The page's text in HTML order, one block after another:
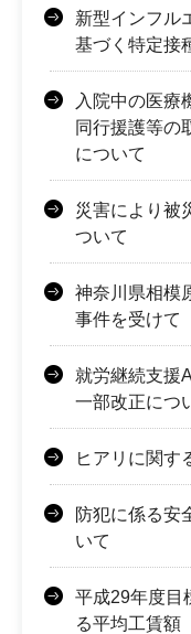
新型インフル
基づく特定接
入院中の医療
同行援護等の
について
災害により被
ついて
神奈川県相模
事件を受けて
就労継続支援
一部改正につ
ヒアリに関す
防犯に係る安
いて
平成29年度目
る平均工賃額